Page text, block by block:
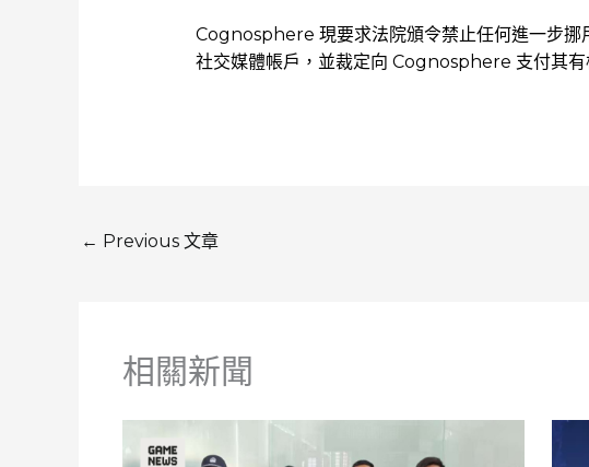
Cognosphere 現要求法院頒令禁止任何進一步挪
社交媒體帳戶，並裁定向 Cognosphere 支付其有
← Previous 文章
相關新聞